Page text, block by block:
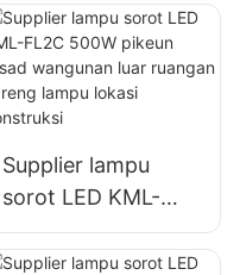
tempat parkir
sareng gudang luar
ruangan
Supplier lampu
sorot LED KML-
FL2C 500W pikeun
fasad wangunan